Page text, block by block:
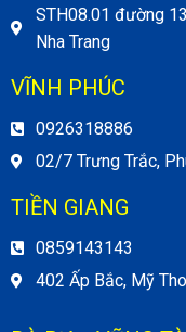
STH08.01 đường
Nha Trang
VĨNH PHÚC
0926318886
02/7 Trưng Trắc,
TIỀN GIANG
0859143143
402 Ấp Bắc, Mỹ Tho